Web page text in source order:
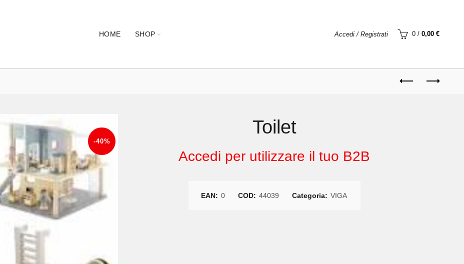
HOME SHOP Accedi / Registrati 0 / 0,00 €
-40%
Toilet
Accedi per utilizzare il tuo B2B
EAN: 0 COD: 44039 Categoria: VIGA